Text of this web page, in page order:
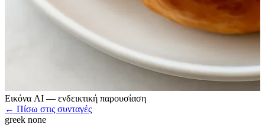
Εικόνα AI — ενδεικτική παρουσίαση
← Πίσω στις συνταγές
greek none